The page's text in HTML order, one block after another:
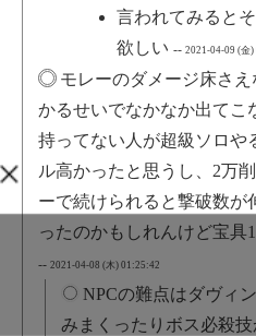
言われてみると
欲しい--2021-04-09 (金
モレーのダメージ床さ
かるせいでなかなか出てこ
持ってない人が超級ソロや
ル高かったと思うし、2万
ーで続けられると撃破数が
ったのかもしれんけど宝
--2021-04-08 (木) 01:25:42
NPCの難点はダヴィ
みまくったりボス必殺